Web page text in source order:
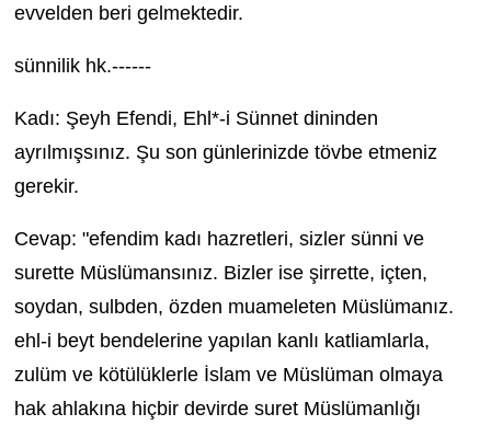
evvelden beri gelmektedir.
sünnilik hk.------
Kadı: Şeyh Efendi, Ehl*-i Sünnet dininden
ayrılmışsınız. Şu son günlerinizde tövbe etmeniz
gerekir.
Cevap: "efendim kadı hazretleri, sizler sünni ve
surette Müslümansınız. Bizler ise şirrette, içten,
soydan, sulbden, özden muameleten Müslümanız.
ehl-i beyt bendelerine yapılan kanlı katliamlarla,
zulüm ve kötülüklerle İslam ve Müslüman olmaya
hak ahlakına hiçbir devirde suret Müslümanlığı